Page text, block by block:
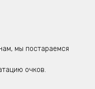
мы постараемся
очков.